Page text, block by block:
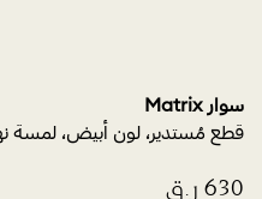
سوار Matrix
قطع مُستدير، لون أبيض، لمسة نهائية